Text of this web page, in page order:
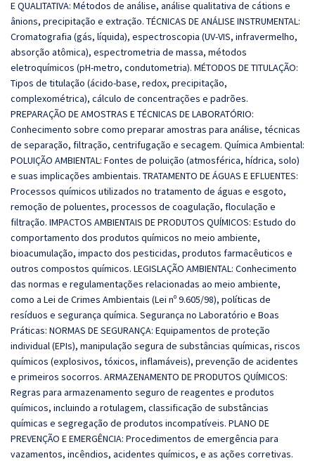
E QUALITATIVA: Métodos de análise, análise qualitativa de cátions e
ânions, precipitação e extração. TÉCNICAS DE ANÁLISE INSTRUMENTAL:
Cromatografia (gás, líquida), espectroscopia (UV-VIS, infravermelho,
absorção atômica), espectrometria de massa, métodos
eletroquímicos (pH-metro, condutometria). MÉTODOS DE TITULAÇÃO:
Tipos de titulação (ácido-base, redox, precipitação,
complexométrica), cálculo de concentrações e padrões.
PREPARAÇÃO DE AMOSTRAS E TÉCNICAS DE LABORATÓRIO:
Conhecimento sobre como preparar amostras para análise, técnicas
de separação, filtração, centrifugação e secagem. Química Ambiental:
POLUIÇÃO AMBIENTAL: Fontes de poluição (atmosférica, hídrica, solo)
e suas implicações ambientais. TRATAMENTO DE ÁGUAS E EFLUENTES:
Processos químicos utilizados no tratamento de águas e esgoto,
remoção de poluentes, processos de coagulação, floculação e
filtração. IMPACTOS AMBIENTAIS DE PRODUTOS QUÍMICOS: Estudo do
comportamento dos produtos químicos no meio ambiente,
bioacumulação, impacto dos pesticidas, produtos farmacêuticos e
outros compostos químicos. LEGISLAÇÃO AMBIENTAL: Conhecimento
das normas e regulamentações relacionadas ao meio ambiente,
como a Lei de Crimes Ambientais (Lei nº 9.605/98), políticas de
resíduos e segurança química. Segurança no Laboratório e Boas
Práticas: NORMAS DE SEGURANÇA: Equipamentos de proteção
individual (EPIs), manipulação segura de substâncias químicas, riscos
químicos (explosivos, tóxicos, inflamáveis), prevenção de acidentes
e primeiros socorros. ARMAZENAMENTO DE PRODUTOS QUÍMICOS:
Regras para armazenamento seguro de reagentes e produtos
químicos, incluindo a rotulagem, classificação de substâncias
químicas e segregação de produtos incompatíveis. PLANO DE
PREVENÇÃO E EMERGÊNCIA: Procedimentos de emergência para
vazamentos, incêndios, acidentes químicos, e as ações corretivas.